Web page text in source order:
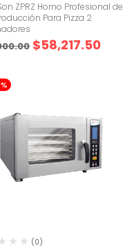
ZPRZ Horno Profesional de
Para Pizza 2
$58,217.50
(0)